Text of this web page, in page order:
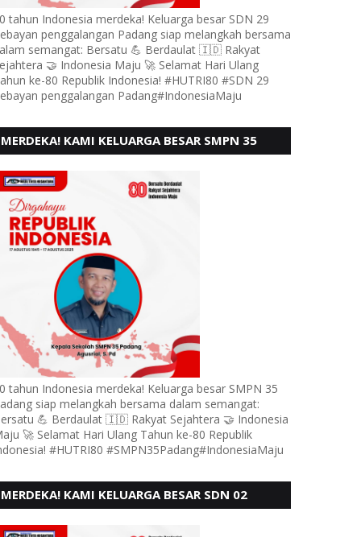
tahun Indonesia merdeka! Keluarga besar SDN 29
penggalangan Padang siap melangkah bersama
semangat: Bersatu 💪 Berdaulat 🇮🇩 Rakyat
🤝 Indonesia Maju 🚀 Selamat Hari Ulang
ke-80 Republik Indonesia! #HUTRI80 #SDN 29
penggalangan Padang#IndonesiaMaju
MERDEKA! KAMI KELUARGA BESAR SMPN 35
tahun Indonesia merdeka! Keluarga besar SMPN 35
siap melangkah bersama dalam semangat:
💪 Berdaulat 🇮🇩 Rakyat Sejahtera 🤝 Indonesia
🚀 Selamat Hari Ulang Tahun ke-80 Republik
#HUTRI80 #SMPN35Padang#IndonesiaMaju
MERDEKA! KAMI KELUARGA BESAR SDN 02